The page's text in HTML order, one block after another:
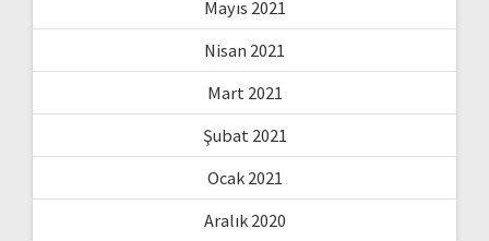
Mayıs 2021
Nisan 2021
Mart 2021
Şubat 2021
Ocak 2021
Aralık 2020